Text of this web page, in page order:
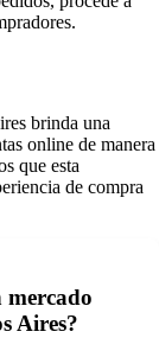
brinda una
online de manera
que esta
de compra
mercado
Aires?